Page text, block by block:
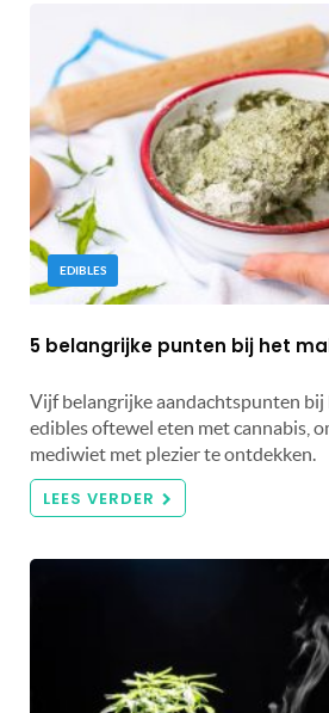
EDIBLES
5 belangrijke punten bij het
Vijf belangrijke aandachtspunten bij
edibles oftewel eten met cannabis,
mediwiet met plezier te ontdekken.
LEES VERDER